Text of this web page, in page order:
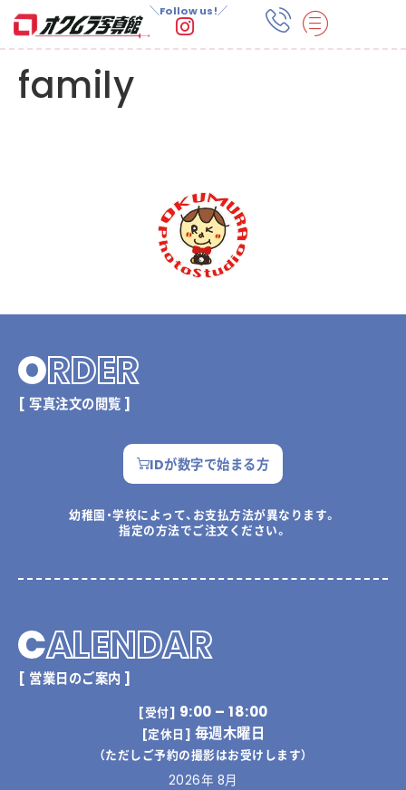
＼Follow us!／
family
ORDER
[ 写真注文の閲覧 ]
IDが数字で始まる方
幼稚園・学校によって、お支払方法が異なります。
指定の方法でご注文ください。
CALENDAR
[ 営業日のご案内 ]
[受付] 9:00 – 18:00
[定休日] 毎週木曜日
（ただしご予約の撮影はお受けします）
2026年 8月